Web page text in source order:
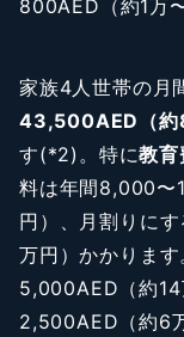
800AED（約1万
家族4人世帯の月
43,500AED（約
す(*2)。特に教育
料は年間8,000
円）、月割りに
万円）かかりま
5,000AED（約
2,500AED（約6